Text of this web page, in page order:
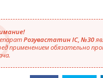
Розувастатин IC, №30
применением обязательно